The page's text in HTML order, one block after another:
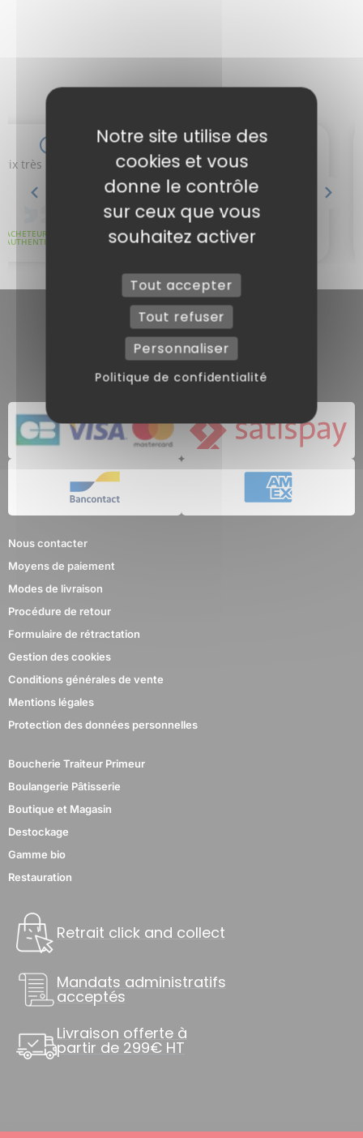
Nous contacter
Moyens de paiement
Modes de livraison
Procédure de retour
Formulaire de rétractation
Gestion des cookies
Conditions générales de vente
Mentions légales
Protection des données personnelles
Boucherie Traiteur Primeur
Boulangerie Pâtisserie
Boutique et Magasin
Destockage
Gamme bio
Restauration
Retrait click and collect
Mandats administratifs
acceptés
Livraison offerte à
partir de 299€ HT
Notre site utilise des
cookies et vous
donne le contrôle
sur ceux que vous
souhaitez activer
Tout accepter
Tout refuser
Personnaliser
Politique de confidentialité